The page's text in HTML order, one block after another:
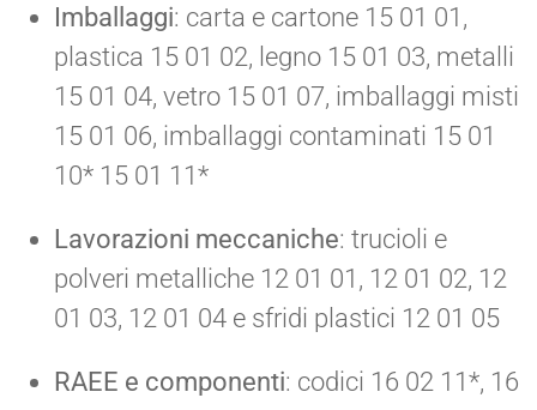
Imballaggi: carta e cartone 15 01 01,
plastica 15 01 02, legno 15 01 03, metalli
15 01 04, vetro 15 01 07, imballaggi misti
15 01 06, imballaggi contaminati 15 01
10* 15 01 11*
Lavorazioni meccaniche: trucioli e
polveri metalliche 12 01 01, 12 01 02, 12
01 03, 12 01 04 e sfridi plastici 12 01 05
RAEE e componenti: codici 16 02 11*, 16